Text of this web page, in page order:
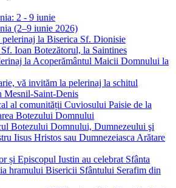
2 - 9 iunie
(2–9 iunie 2026)
pelerinaj la Biserica Sf. Dionisie
Ioan Botezătorul, la Saintines
la Acoperământul Maicii Domnului la
vă invităm la pelerinaj la schitul
Mesnil-Saint-Denis
al comunității Cuviosului Paisie de la
Botezului Domnului
Botezului Domnului, Dumnezeului şi
Iisus Hristos sau Dumnezeiasca Arătare
și Episcopul Iustin au celebrat Sfânta
hramului Bisericii Sfântului Serafim din